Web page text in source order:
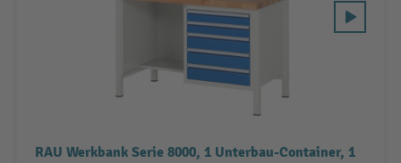
RAU Werkbank Serie 8000, 1 Unterbau-Container, 1